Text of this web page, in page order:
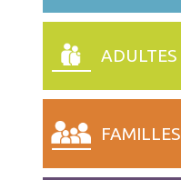
ADULTES
FAMILLES